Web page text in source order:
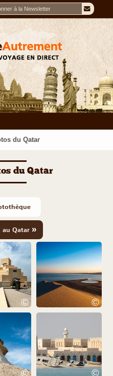
du Qatar
du Qatar
au Qatar »
© ©
© ©